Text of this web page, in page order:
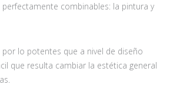
perfectamente combinables: la pintura y
lo potentes que a nivel de diseño
que resulta cambiar la estética general